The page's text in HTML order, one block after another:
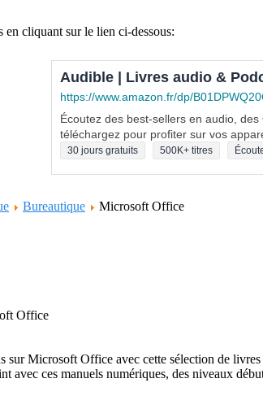
cliquant sur le lien ci-dessous:
Audible | Livres audio &
https://www.amazon.fr/dp/
Écoutez des best-sellers en audio,
téléchargez pour profiter sur vos
30 jours gratuits 500K+ titres
Bureautique Microsoft Office
Office
sur Microsoft Office avec cette sélection de
avec ces manuels numériques, des niveaux